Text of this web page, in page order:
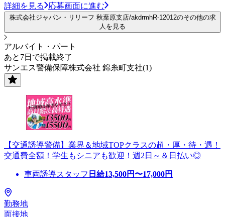
詳細を見る 応募画面に進む
株式会社ジャパン・リリーフ 秋葉原支店/akdrmhR-12012のその他の求
人を見る
アルバイト・パート
あと7日で掲載終了
サンエス警備保障株式会社 錦糸町支社(1)
【交通誘導警備】業界＆地域TOPクラスの超・厚・待・遇！
交通費全額！学生もシニアも歓迎！週2日～＆日払い◎
車両誘導スタッフ 日給13,500円〜17,000円
勤務地
面接地